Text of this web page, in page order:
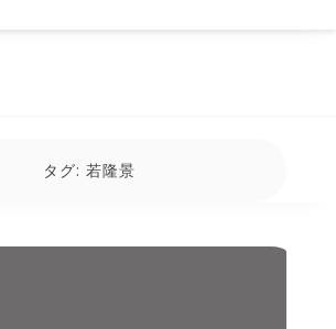
タグ: 若隆景